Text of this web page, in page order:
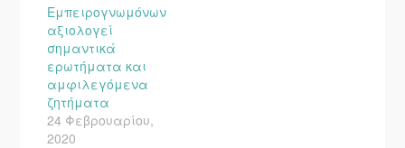
Εμπειρογνωμόνων
αξιολογεί
σημαντικά
ερωτήματα και
αμφιλεγόμενα
ζητήματα
24 Φεβρουαρίου,
2020